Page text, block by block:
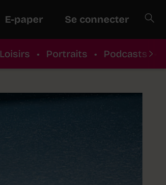
E-paper Se connecter
Loisirs • Portraits • Podcasts